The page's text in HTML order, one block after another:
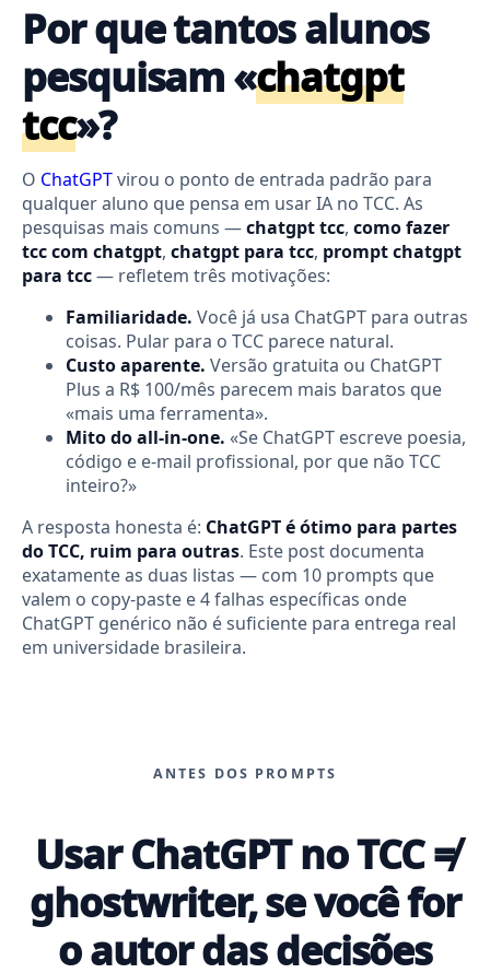
Por que tantos alunos
pesquisam «chatgpt
tcc»?
O ChatGPTvirou o ponto de entrada padrão para
qualquer aluno que pensa em usar IA no TCC. As
pesquisas mais comuns —chatgpt tcc, como fazer
tcc com chatgpt, chatgpt para tcc, prompt chatgpt
para tcc— refletem três motivações:
Familiaridade. Você já usa ChatGPT para outras
coisas. Pular para o TCC parece natural.
Custo aparente. Versão gratuita ou ChatGPT
Plus a R$ 100/mês parecem mais baratos que
«mais uma ferramenta».
Mito do all-in-one. «Se ChatGPT escreve poesia,
código e e-mail profissional, por que não TCC
inteiro?»
A resposta honesta é: ChatGPT é ótimo para partes
do TCC, ruim para outras. Este post documenta
exatamente as duas listas — com 10 prompts que
valem o copy-paste e 4 falhas específicas onde
ChatGPT genérico não é suficiente para entrega real
em universidade brasileira.
ANTES DOS PROMPTS
Usar ChatGPT no TCC ≠
ghostwriter, se você for
o autor das decisões